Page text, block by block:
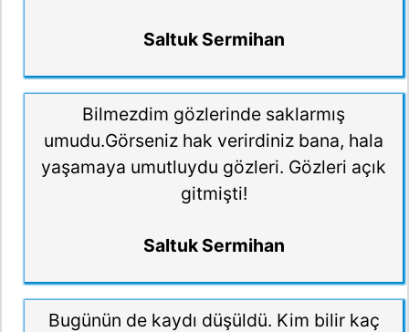
Saltuk Sermihan
Bilmezdim gözlerinde saklarmış
umudu.Görseniz hak verirdiniz bana, hala
yaşamaya umutluydu gözleri. Gözleri açık
gitmişti!
Saltuk Sermihan
Bugünün de kaydı düşüldü. Kim bilir kaç